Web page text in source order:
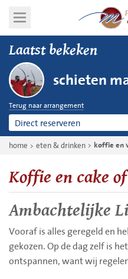
Laatst bekeken
schieten
Terug naar arrangement
Direct reserveren
home eten & drinken koffie en
Koffie en cake
Ambachtelijke
Vooraf is alles geregeld en
gekozen. Op de dag zelf is
ontspannen, want wij